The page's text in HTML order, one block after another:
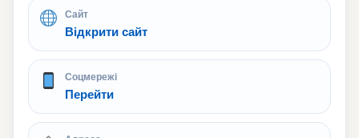
Сайт
Відкрити сайт
Соцмережі
Перейти